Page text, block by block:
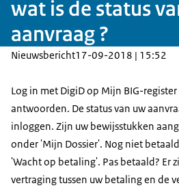
wat is de status
aanvraag ?
Nieuwsbericht17-09-2018 | 15:52
Log in met DigiD op Mijn BIG-
antwoorden. De status van uw
inloggen. Zijn uw bewijsstukken
onder 'Mijn Dossier'. Nog niet
'Wacht op betaling'. Pas betaald? Er
vertraging tussen uw betaling en de